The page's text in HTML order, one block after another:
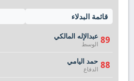
قائمة البدلاء
89 عبدالإله المالكي
الوسط
88 حمد اليامي
الدفاع